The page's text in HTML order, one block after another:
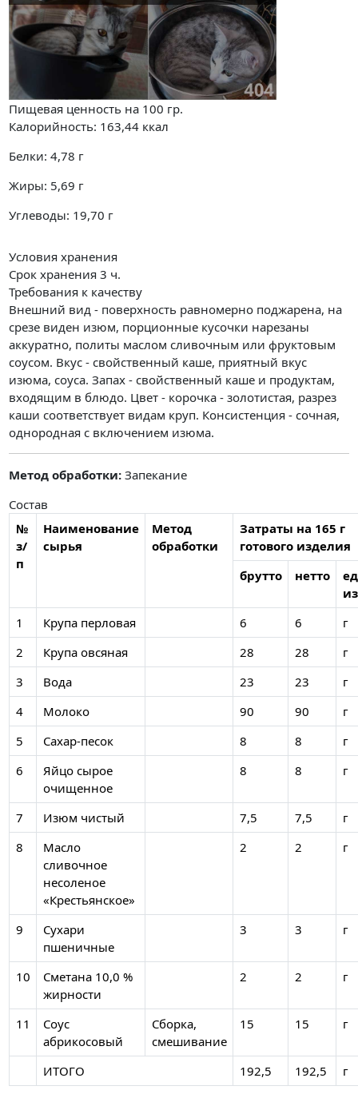
Пищевая ценность на 100 гр.
Калорийность: 163,44 ккал
Белки: 4,78 г
Жиры: 5,69 г
Углеводы: 19,70 г
Условия хранения
Срок хранения 3 ч.
Требования к качеству
Внешний вид - поверхность равномерно поджарена, на
срезе виден изюм, порционные кусочки нарезаны
аккуратно, политы маслом сливочным или фруктовым
соусом. Вкус - свойственный каше, приятный вкус
изюма, соуса. Запах - свойственный каше и продуктам,
входящим в блюдо. Цвет - корочка - золотистая, разрез
каши соответствует видам круп. Консистенция - сочная,
однородная с включением изюма.
Метод обработки: Запекание
Состав
№
з/
п
Наименование
сырья
Метод
обработки
Затраты на 165 г
готового изделия
брутто
нетто
1
Крупа перловая 6 6
г
2
Крупа овсяная 28 28
г
3
Вода 23 23
г
4
Молоко 90 90
г
5
Сахар-песок 8 8
г
6
Яйцо сырое
очищенное
8 8 г
7 Изюм чистый 7,5 7,5
г
8
Масло
сливочное
несоленое
«Крестьянское»
2 2 г
9
Сухари
пшеничные
3 3 г
10
Сметана 10,0 %
жирности
2 2 г
11
Соус
абрикосовый
Сборка,
смешивание
15 15 г
ИТОГО 192,5 192,5 г